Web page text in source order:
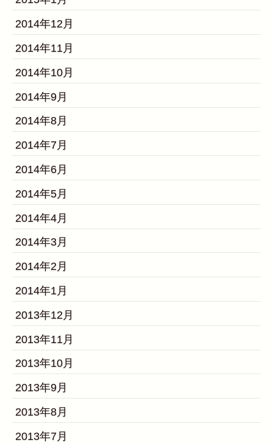
2014年12月
2014年11月
2014年10月
2014年9月
2014年8月
2014年7月
2014年6月
2014年5月
2014年4月
2014年3月
2014年2月
2014年1月
2013年12月
2013年11月
2013年10月
2013年9月
2013年8月
2013年7月